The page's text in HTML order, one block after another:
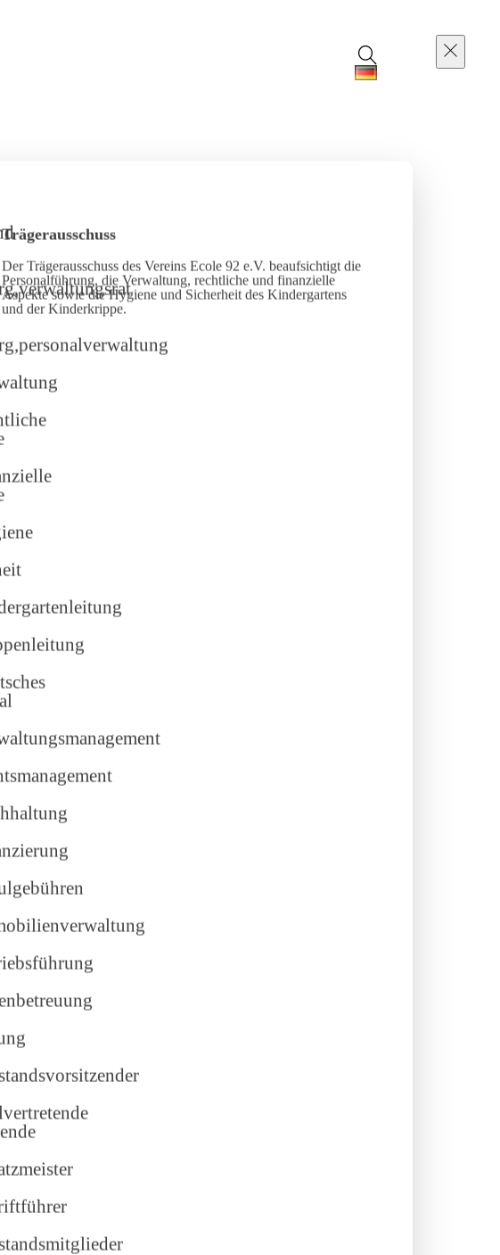
Trägerausschuss
Der Trägerausschuss des Vereins Ecole 92 e.V. beaufsichtigt die
Personalführung, die Verwaltung, rechtliche und finanzielle
Aspekte sowie die Hygiene und Sicherheit des Kindergartens
und der Kinderkrippe.